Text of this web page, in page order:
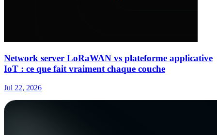
Network server LoRaWAN vs plateforme applicative
IoT : ce que fait vraiment chaque couche
Jul 22, 2026